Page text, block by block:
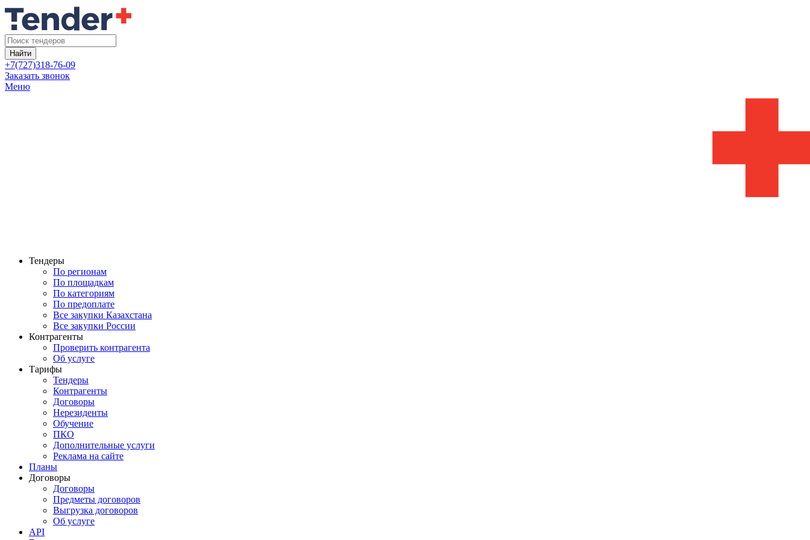
Найти
+7(727)318-76-09
Заказать звонок
Меню
Тендеры
По регионам
По площадкам
По категориям
По предоплате
Все закупки Казахстана
Все закупки России
Контрагенты
Проверить контрагента
Об услуге
Тарифы
Тендеры
Контрагенты
Договоры
Нерезиденты
Обучение
ПКО
Дополнительные услуги
Реклама на сайте
Планы
Договоры
Договоры
Предметы договоров
Выгрузка договоров
Об услуге
API